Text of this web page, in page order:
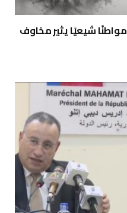
مركز أندلس: استمرار احتجاز 35 مواطنًا شيعيًا يثير مخاوف